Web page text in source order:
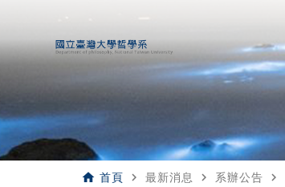
home 首頁 navigate_next 最新消息 navigate_next 系辦公告 navigate_next